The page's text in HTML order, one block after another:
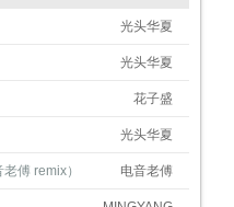
在大雪之前
还一个人
光头华夏
光头华夏
花子盛
光头华夏
傅 remix） 电音老傅